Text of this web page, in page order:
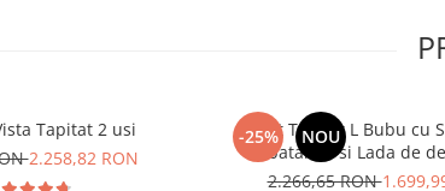
Dormitor Vista Tapitat 2 usi
2.258,82 RON
-25% NOU
Pat Tapitat L Bubu cu
Rabatabila si Lada de
2.266,65 RON